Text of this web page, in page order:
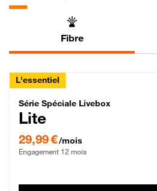
Fibre
L'essentiel
Série Spéciale
Série Spéciale Livebox
Lite
29,99 €/mois
Engagement 12 mois